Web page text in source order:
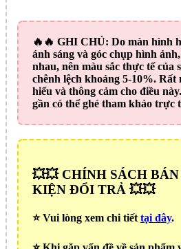
🔥🔥 GHI CHÚ: Do màn hình
ánh sáng và góc chụp hình
nhau, nên màu sắc thực tế của
chênh lệch khoảng 5-10%. Rất
hiểu và thông cảm cho điều
gần có thể ghé tham khảo trực
💥💥 CHÍNH SÁCH
KIỆN ĐỔI TRẢ 💥💥
⭐️ Vui lòng xem chi tiết tại đây.